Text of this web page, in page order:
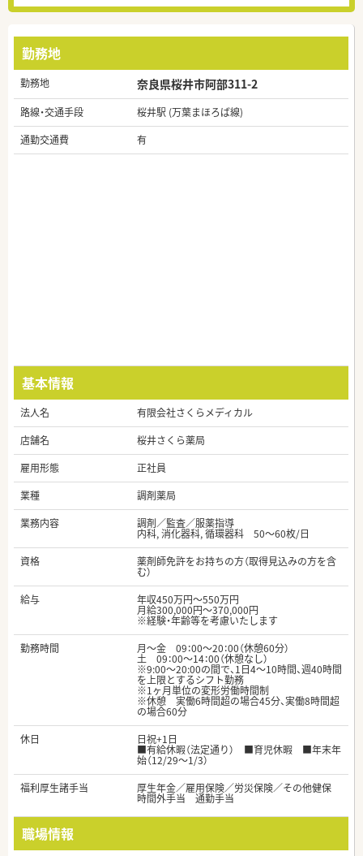
勤務地
勤務地 奈良県桜井市阿部311-2
路線・交通手段
桜井駅 (万葉まほろば線)
通勤交通費
有
基本情報
法人名
有限会社さくらメディカル
店舗名
桜井さくら薬局
雇用形態
正社員
業種
調剤薬局
業務内容
調剤／監査／服薬指導
内科, 消化器科, 循環器科 50～60枚/日
資格
薬剤師免許をお持ちの方（取得見込みの方を含
む）
給与
年収450万円～550万円
月給300,000円～370,000円
※経験・年齢等を考慮いたします
勤務時間
月～金 09：00～20：00（休憩60分）
土 09：00～14：00（休憩なし）
※9:00～20:00の間で、1日4～10時間、週40時間
を上限とするシフト勤務
※1ヶ月単位の変形労働時間制
※休憩 実働6時間超の場合45分、実働8時間超
の場合60分
休日
日祝+1日
■有給休暇（法定通り） ■育児休暇 ■年末年
始（12/29～1/3）
福利厚生諸手当
厚生年金／雇用保険／労災保険／その他健保
時間外手当 通勤手当
職場情報